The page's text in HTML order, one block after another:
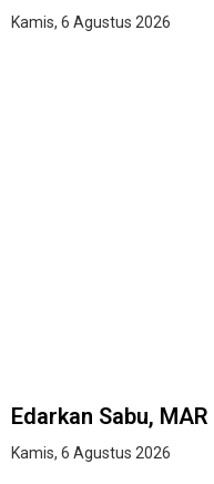
Kamis, 6 Agustus 2026
Edarkan Sabu,
Kamis, 6 Agustus 2026